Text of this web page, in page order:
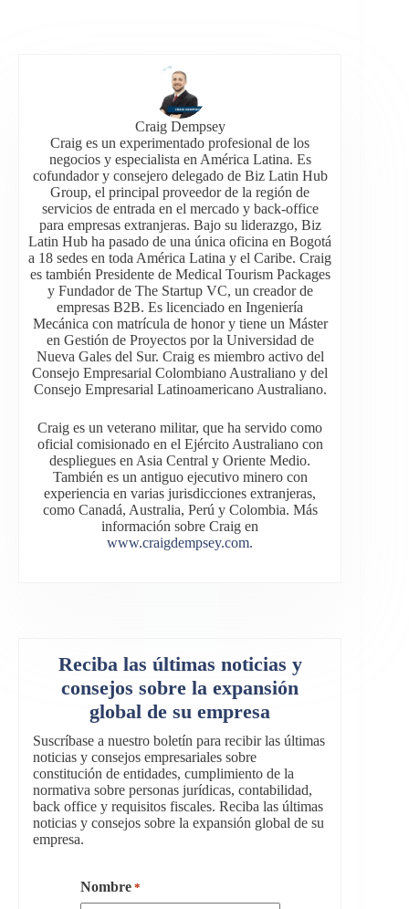
Craig Dempsey
Craig es un experimentado profesional de los
negocios y especialista en América Latina. Es
cofundador y consejero delegado de Biz Latin Hub
Group, el principal proveedor de la región de
servicios de entrada en el mercado y back-office
para empresas extranjeras. Bajo su liderazgo, Biz
Latin Hub ha pasado de una única oficina en Bogotá
a 18 sedes en toda América Latina y el Caribe. Craig
es también Presidente de Medical Tourism Packages
y Fundador de The Startup VC, un creador de
empresas B2B. Es licenciado en Ingeniería
Mecánica con matrícula de honor y tiene un Máster
en Gestión de Proyectos por la Universidad de
Nueva Gales del Sur. Craig es miembro activo del
Consejo Empresarial Colombiano Australiano y del
Consejo Empresarial Latinoamericano Australiano.
Craig es un veterano militar, que ha servido como
oficial comisionado en el Ejército Australiano con
despliegues en Asia Central y Oriente Medio.
También es un antiguo ejecutivo minero con
experiencia en varias jurisdicciones extranjeras,
como Canadá, Australia, Perú y Colombia. Más
información sobre Craig en
www.craigdempsey.com.
Reciba las últimas noticias y
consejos sobre la expansión
global de su empresa
Suscríbase a nuestro boletín para recibir las últimas
noticias y consejos empresariales sobre
constitución de entidades, cumplimiento de la
normativa sobre personas jurídicas, contabilidad,
back office y requisitos fiscales. Reciba las últimas
noticias y consejos sobre la expansión global de su
empresa.
Nombre *